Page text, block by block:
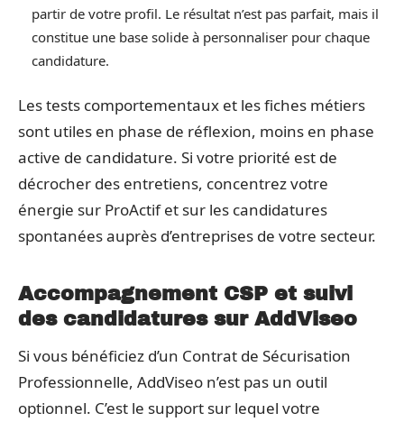
partir de votre profil. Le résultat n’est pas parfait, mais il
constitue une base solide à personnaliser pour chaque
candidature.
Les tests comportementaux et les fiches métiers
sont utiles en phase de réflexion, moins en phase
active de candidature. Si votre priorité est de
décrocher des entretiens, concentrez votre
énergie sur ProActif et sur les candidatures
spontanées auprès d’entreprises de votre secteur.
Accompagnement CSP et suivi
des candidatures sur AddViseo
Si vous bénéficiez d’un Contrat de Sécurisation
Professionnelle, AddViseo n’est pas un outil
optionnel. C’est le support sur lequel votre